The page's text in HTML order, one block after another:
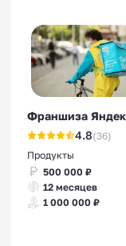
Франшиза
4.8(36)
Продукты
500 000 ₽
12 месяцев
1 000 000 ₽